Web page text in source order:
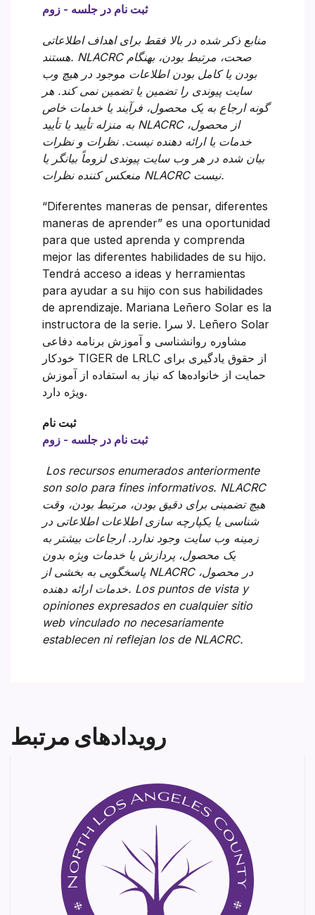
ثبت نام در جلسه - زوم
منابع ذکر شده در بالا فقط برای اهداف اطلاعاتی
هستند. NLACRC صحت، مرتبط بودن، بهنگام
بودن یا کامل بودن اطلاعات موجود در هیچ وب
سایت پیوندی را تضمین یا تضمین نمی کند. هر
گونه ارجاع به یک محصول، فرآیند یا خدمات خاص
به منزله تأیید یا تأیید NLACRC از محصول،
خدمات یا ارائه دهنده نیست. نظرات و نظرات
بیان شده در هر وب سایت پیوندی لزوماً بیانگر یا
منعکس کننده نظرات NLACRC نیست.
“Diferentes maneras de pensar, diferentes
maneras de aprender” es una oportunidad
para que usted aprenda y comprenda
mejor las diferentes habilidades de su hijo.
Tendrá acceso a ideas y herramientas
para ayudar a su hijo con sus habilidades
de aprendizaje. Mariana Leñero Solar es la
instructora de la serie. لا سرا. Leñero Solar
مشاوره روانشناسی و آموزش برنامه دفاعی
خودکار TIGER de LRLC از حقوق یادگیری برای
حمایت از خانواده‌ها که نیاز به استفاده از آموزش
ویژه دارد.
ثبت نام
ثبت نام در جلسه - زوم
Los recursos enumerados anteriormente
son solo para fines informativos. NLACRC
هیچ تضمینی برای دقیق بودن، مرتبط بودن، وقت
شناسی یا یکپارچه سازی اطلاعات اطلاعاتی در
زمینه وب سایت وجود ندارد. ارجاعات بیشتر به
یک محصول، پردازش یا خدمات ویژه بدون
پاسخگویی به بخشی از NLACRC در محصول،
خدمات ارائه دهنده. Los puntos de vista y
opiniones expresados en cualquier sitio
web vinculado no necesariamente
establecen ni reflejan los de NLACRC.
رویدادهای مرتبط